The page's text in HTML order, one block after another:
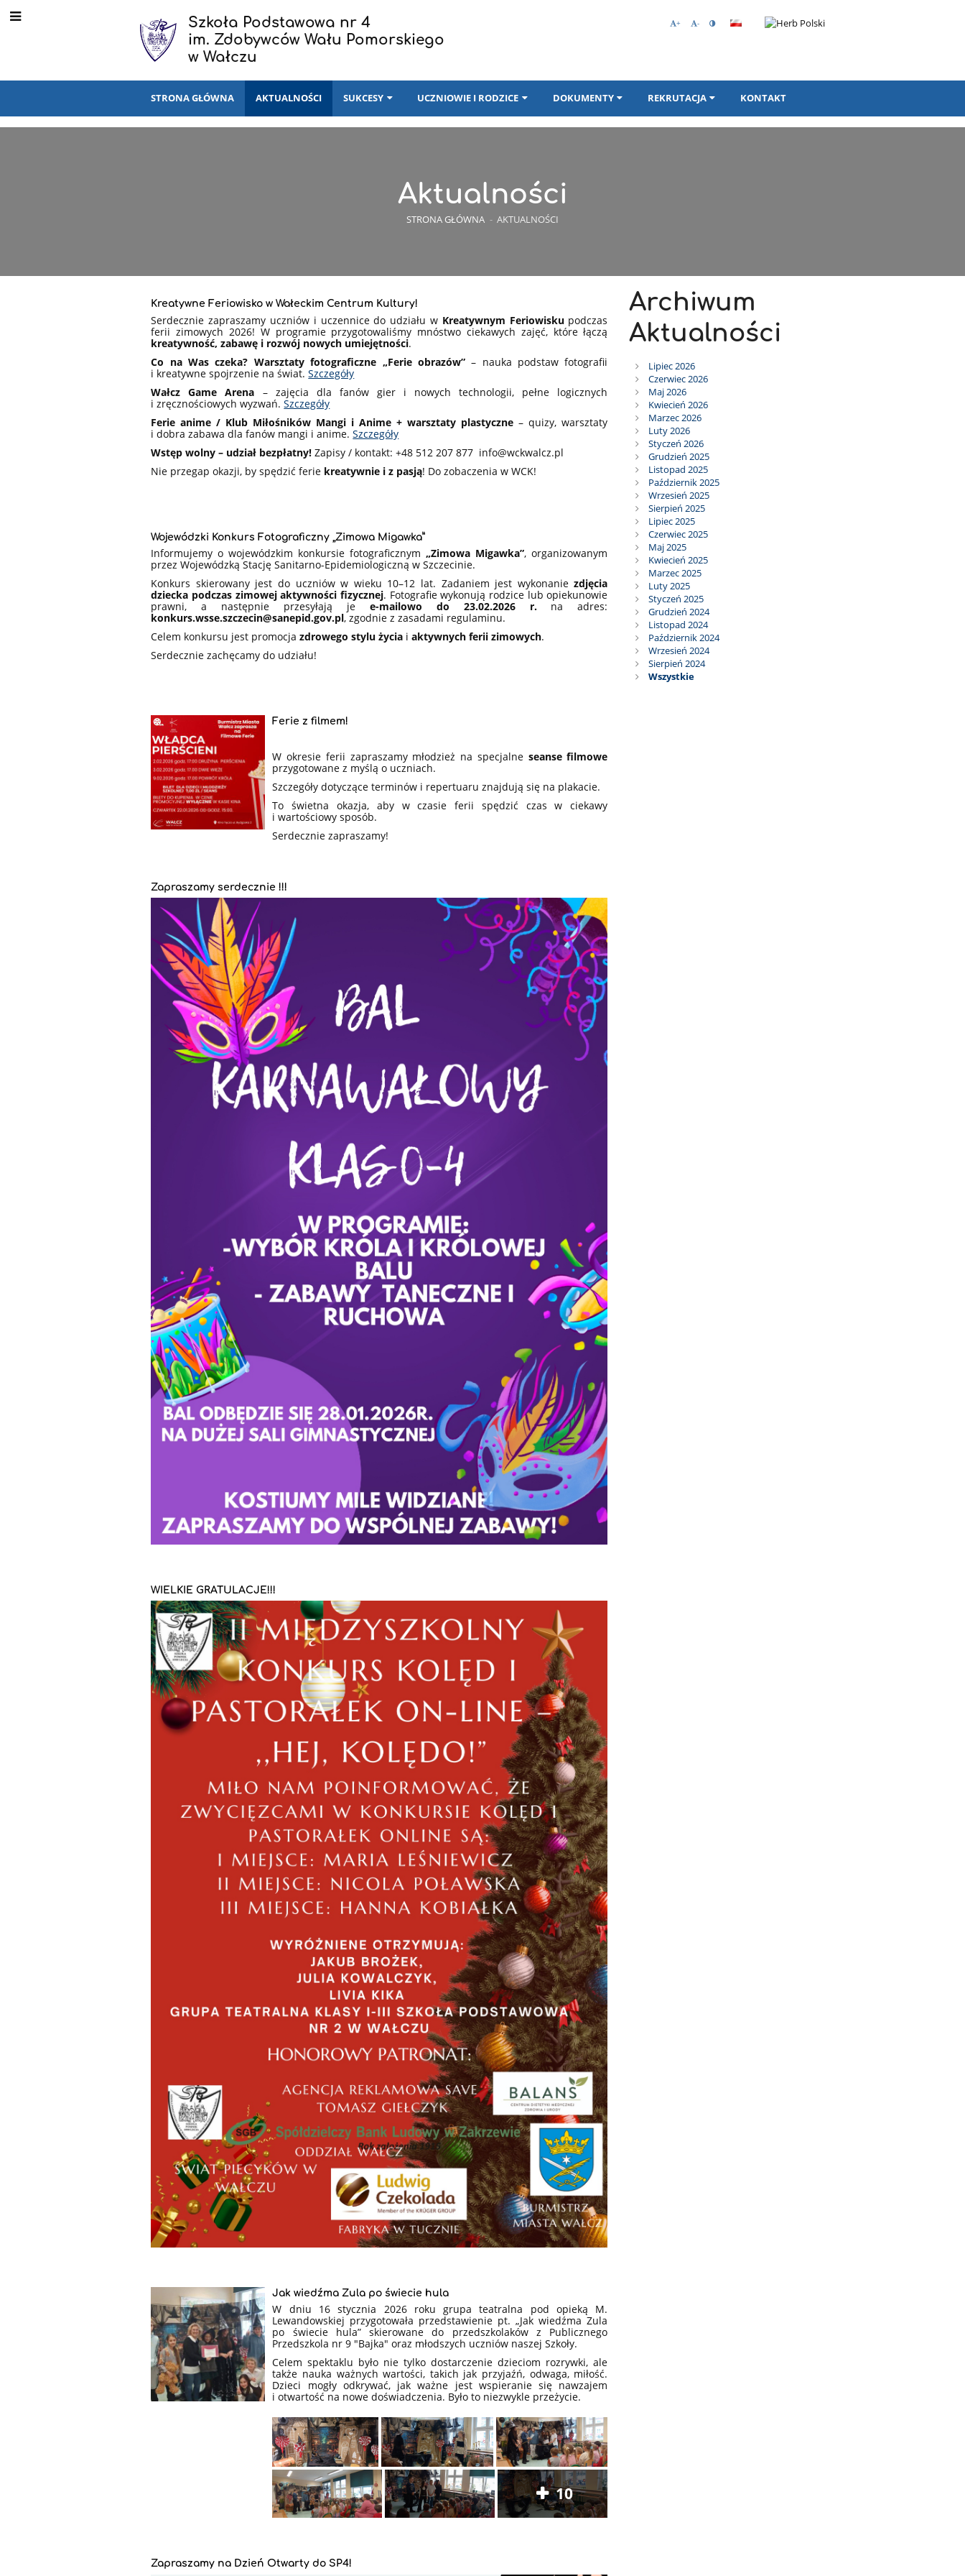
Szkoła Podstawowa nr 4
im. Zdobywców Wału Pomorskiego
w Wałczu
+ -
STRONA GŁÓWNA AKTUALNOŚCI SUKCESY UCZNIOWIE I RODZICE DOKUMENTY REKRUTACJA KONTAKT
Aktualności
STRONA GŁÓWNA - AKTUALNOŚCI
Kreatywne Feriowisko w Wałeckim Centrum Kultury!
Serdecznie zapraszamy uczniów i uczennice do udziału w Kreatywnym Feriowiskupodczas
ferii zimowych 2026! W programie przygotowaliśmy mnóstwo ciekawych zajęć, które łączą
kreatywność, zabawę i rozwój nowych umiejętności.
Co na Was czeka? Warsztaty fotograficzne „Ferie obrazów”– nauka podstaw fotografii
i kreatywne spojrzenie na świat.Szczegóły
Wałcz Game Arena – zajęcia dla fanów gier i nowych technologii, pełne logicznych
i zręcznościowych wyzwań.Szczegóły
Ferie anime / Klub Miłośników Mangi i Anime + warsztaty plastyczne – quizy, warsztaty
i dobra zabawa dla fanów mangi i anime.Szczegóły
Wstęp wolny – udział bezpłatny! Zapisy / kontakt: +48 512 207 877 info@wckwalcz.pl
Nie przegap okazji, by spędzić ferie kreatywnie i z pasją! Do zobaczenia w WCK!
Wojewódzki Konkurs Fotograficzny „Zimowa Migawka”
Informujemy o wojewódzkim konkursie fotograficznym„Zimowa Migawka”, organizowanym
przez Wojewódzką Stację Sanitarno-Epidemiologiczną w Szczecinie.
Konkurs skierowany jest do uczniów w wieku 10–12 lat. Zadaniem jest wykonaniezdjęcia
dziecka podczas zimowej aktywności fizycznej. Fotografie wykonują rodzice lub opiekunowie
prawni, a następnie przesyłają je e-mailowo do 23.02.2026 r.na adres:
konkurs.wsse.szczecin@sanepid.gov.pl, zgodnie z zasadami regulaminu.
Celem konkursu jest promocjazdrowego stylu życia iaktywnych ferii zimowych.
Serdecznie zachęcamy do udziału!
Ferie z filmem!
W okresie ferii zapraszamy młodzież na specjalne seanse filmowe
przygotowane z myślą o uczniach.
Szczegóły dotyczące terminów i repertuaru znajdują się na plakacie.
To świetna okazja, aby w czasie ferii spędzić czas w ciekawy
i wartościowy sposób.
Serdecznie zapraszamy!
Zapraszamy serdecznie !!!
WIELKIE GRATULACJE!!!
Jak wiedźma Zula po świecie hula
W dniu 16 stycznia 2026 roku grupa teatralna pod opieką M.
Lewandowskiej przygotowała przedstawienie pt. „Jak wiedźma Zula
po świecie hula” skierowane do przedszkolaków z Publicznego
Przedszkola nr 9 "Bajka" oraz młodszych uczniów naszej Szkoły.
Celem spektaklu było nie tylko dostarczenie dzieciom rozrywki, ale
także nauka ważnych wartości, takich jak przyjaźń, odwaga, miłość.
Dzieci mogły odkrywać, jak ważne jest wspieranie się nawzajem
i otwartość na nowe doświadczenia. Było to niezwykle przeżycie.
10
Zapraszamy na Dzień Otwarty do SP4!
Archiwum
Aktualności
Lipiec 2026
Czerwiec 2026
Maj 2026
Kwiecień 2026
Marzec 2026
Luty 2026
Styczeń 2026
Grudzień 2025
Listopad 2025
Październik 2025
Wrzesień 2025
Sierpień 2025
Lipiec 2025
Czerwiec 2025
Maj 2025
Kwiecień 2025
Marzec 2025
Luty 2025
Styczeń 2025
Grudzień 2024
Listopad 2024
Październik 2024
Wrzesień 2024
Sierpień 2024
Wszystkie